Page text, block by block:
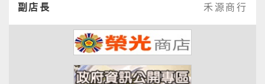
副店長
禾源商行